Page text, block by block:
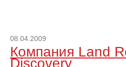
08.04.2009
Компания Land
Discovery